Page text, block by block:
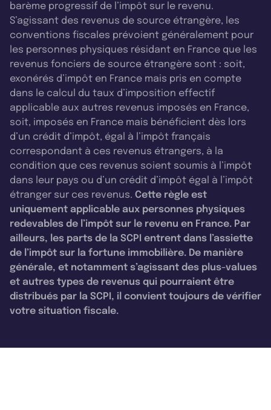
barème progressif de l’impôt sur le revenu.
S’agissant des revenus de source étrangère, les
conventions fiscales prévoient généralement pour
les personnes physiques résidant en France que les
revenus fonciers de source étrangère sont : soit,
exonérés d’impôt en France mais pris en compte
dans le calcul du taux d’imposition effectif
applicable aux autres revenus imposés en France,
soit, imposés en France mais bénéficient dès lors
d’un crédit d’impôt, égal à l’impôt français
correspondant à ces revenus étrangers, à la
condition que ces revenus soient soumis à l’impôt
dans leur pays ou d’un crédit d’impôt égal à l’impôt
étranger sur ces revenus. Cette règle est
uniquement applicable aux personnes physiques
redevables de l’impôt sur le revenu en France. Par
ailleurs, les parts de la SCPI entrent dans l’assiette
de l’impôt sur la fortune immobilière. De manière
générale, et notamment s’agissant des plus-values
et autres types de revenus qui pourraient être
distribués par la SCPI, il convient toujours de vérifier
votre situation fiscale.